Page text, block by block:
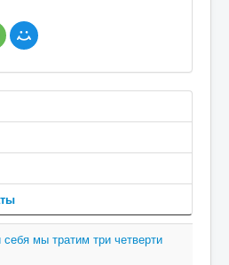
мы тратим три четверти